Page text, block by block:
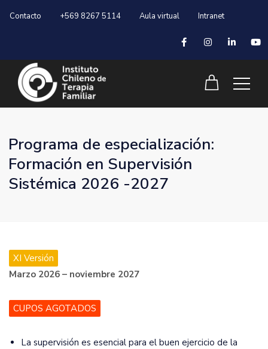
Contacto +569 8267 5114 Aula virtual Intranet
Programa de especialización:
Formación en Supervisión
Sistémica 2026 -2027
XI Versión
Marzo 2026 – noviembre 2027
CUPOS AGOTADOS
La supervisión es esencial para el buen ejercicio de la